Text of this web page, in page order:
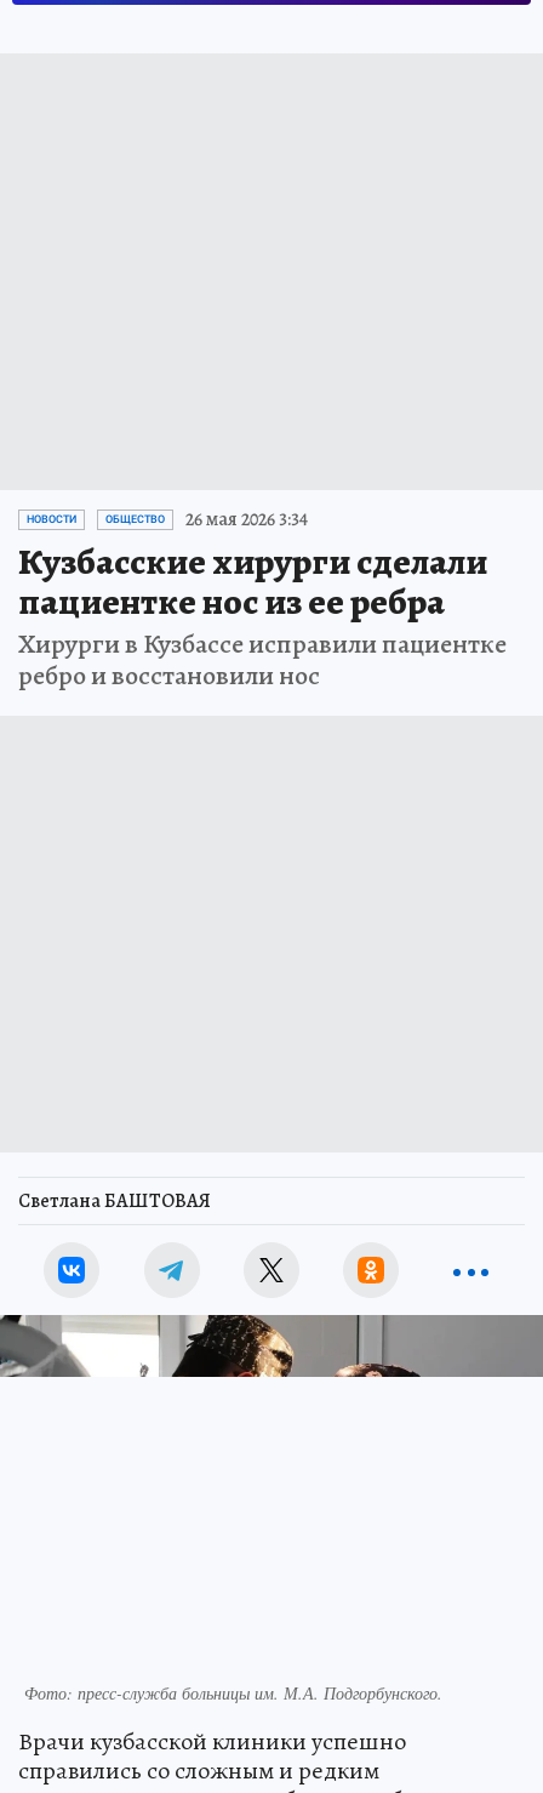
НОВОСТИ ОБЩЕСТВО 26 мая 2026 3:34
Кузбасские хирурги сделали
пациентке нос из ее ребра
Хирурги в Кузбассе исправили пациентке
ребро и восстановили нос
Светлана БАШТОВАЯ
Фото: пресс-служба больницы им. М.А. Подгорбунского.
Врачи кузбасской клиники успешно
справились со сложным и редким